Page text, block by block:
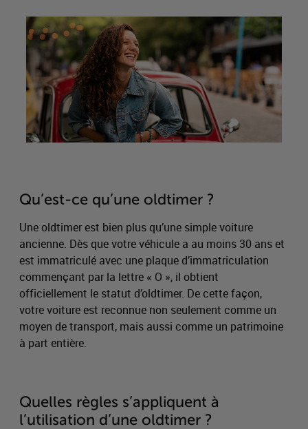
Qu’est-ce qu’une oldtimer ?
Une oldtimer est bien plus qu’une simple voiture
ancienne. Dès que votre véhicule a au moins 30 ans et
est immatriculé avec une plaque d’immatriculation
commençant par la lettre « O », il obtient
officiellement le statut d’oldtimer. De cette façon,
votre voiture est reconnue non seulement comme un
moyen de transport, mais aussi comme un patrimoine
à part entière.
Quelles règles s’appliquent à
l’utilisation d’une oldtimer ?